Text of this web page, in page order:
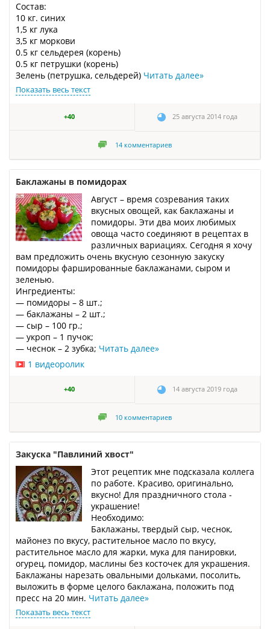
Состав:
10 кг. синих
1,5 кг лука
3,5 кг моркови
0.5 кг сельдерея (корень)
0.5 кг петрушки (корень)
Зелень (петрушка, сельдерей) Читать далее»
Показать весь текст
+40 25 августа 2014 года
14 комментариев
Баклажаны в помидорах
Август – время созревания таких
вкусных овощей, как баклажаны и
помидоры. Эти два моих любимых
овоща часто соединяют в рецептах в
различных вариациях. Сегодня я хочу
вам предложить очень вкусную сезонную закуску
помидоры фаршированные баклажанами, сыром и
зеленью.
Ингредиенты:
— помидоры – 8 шт.;
— баклажаны – 2 шт.;
— сыр – 100 гр.;
— укроп – 1 пучок;
— чеснок – 2 зубка; Читать далее»
1 видеоролик
+40 14 августа 2019 года
10 комментариев
Закуска "Павлиний хвост"
Этот рецептик мне подсказала коллега
по работе. Красиво, оригинально,
вкусно! Для праздничного стола -
украшение!
Необходимо:
Баклажаны, твердый сыр, чеснок,
майонез по вкусу, растительное масло по вкусу,
растительное масло для жарки, мука для панировки,
огурец, помидор, маслины без косточек для украшения.
Баклажаны нарезать овальными дольками, посолить,
выложить в форме целого баклажана, положить под
пресс на 20 мин. Читать далее»
Показать весь текст